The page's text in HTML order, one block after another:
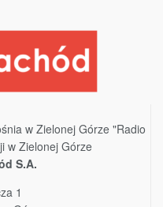
w Zielonej Górze "Radio
w Zielonej Górze
S.A.
1